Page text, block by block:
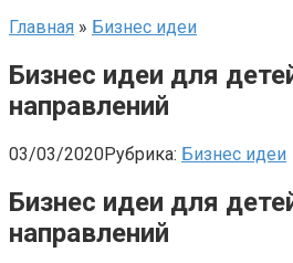
Главная » Бизнес идеи
Бизнес идеи для
направлений
03/03/2020Рубрика: Бизнес идеи
Бизнес идеи для
направлений